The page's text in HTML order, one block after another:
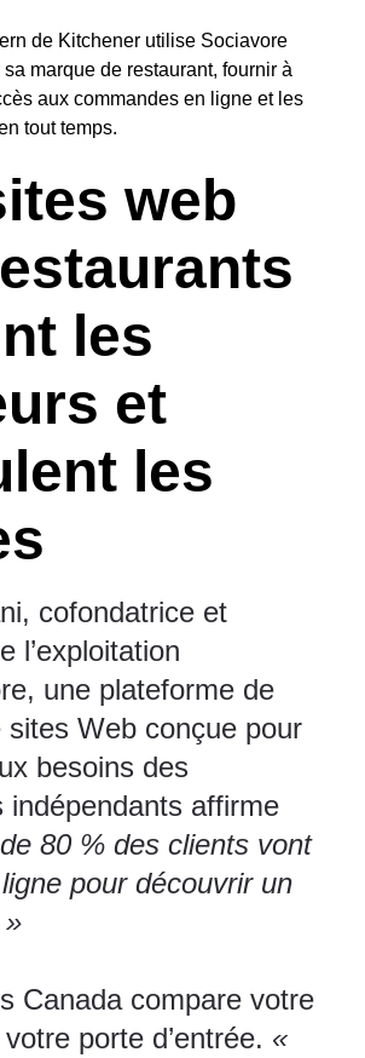
de Kitchener utilise Sociavore
marque de restaurant, fournir à
aux commandes en ligne et les
tout temps.
web
les
et
les
cofondatrice et
l’exploitation
, une plateforme de
sites Web conçue pour
besoins des
indépendants affirme
80 % des clients vont
pour découvrir un
Canadacompare votre
porte d’entrée. «